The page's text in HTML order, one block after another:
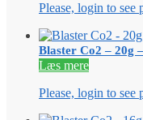
Please, login to see
Blaster Co2 – 20g
Læs mere
Please, login to see